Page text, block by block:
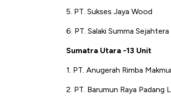
5. PT. Sukses Jaya Wood
6. PT. Salaki Summa Sejahtera
Sumatra Utara -13 Unit
1. PT. Anugerah Rimba
2. PT. Barumun Raya Padang